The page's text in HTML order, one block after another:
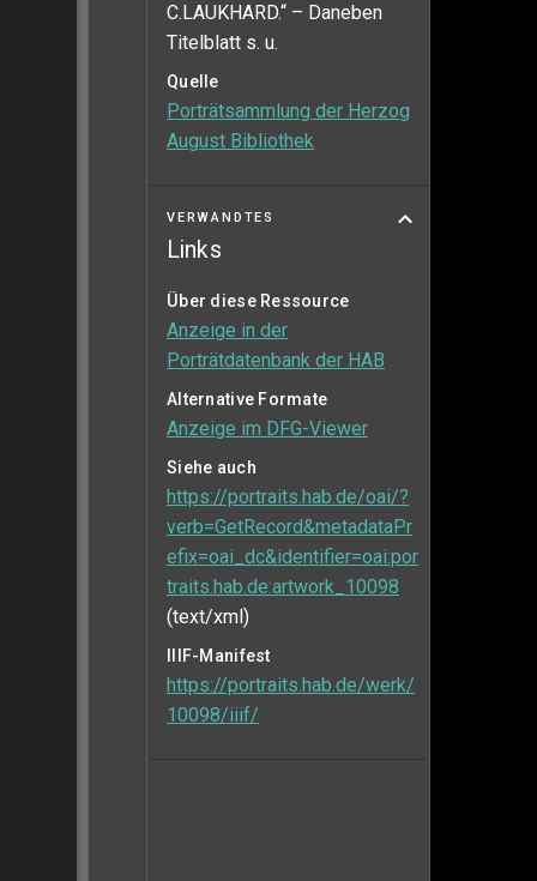
C.LAUKHARD.“ – Daneben
Titelblatt s. u.
Quelle
Porträtsammlung der Herzog
August Bibliothek
VERWANDTES
Links
Über diese Ressource
Anzeige in der
Porträtdatenbank der HAB
Alternative Formate
Anzeige im DFG-Viewer
Siehe auch
https://portraits.hab.de/oai/?
verb=GetRecord&metadataPr
efix=oai_dc&identifier=oai:por
traits.hab.de:artwork_10098
(text/xml)
IIIF-Manifest
https://portraits.hab.de/werk/
10098/iiif/